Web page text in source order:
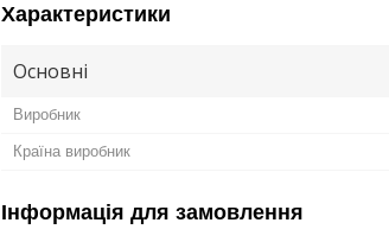
Характеристики
Основні
Виробник
Країна виробник
Інформація для замовлення